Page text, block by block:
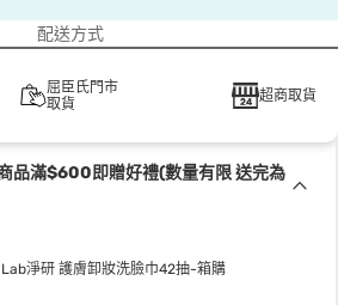
配送方式
屈臣氏門市
取貨
超商取貨
品滿$600即贈好禮(數量有限 送完為
淨研 護膚卸妝洗臉巾42抽-箱購